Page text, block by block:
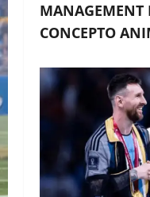
MANAGEMENT
CONCEPTO